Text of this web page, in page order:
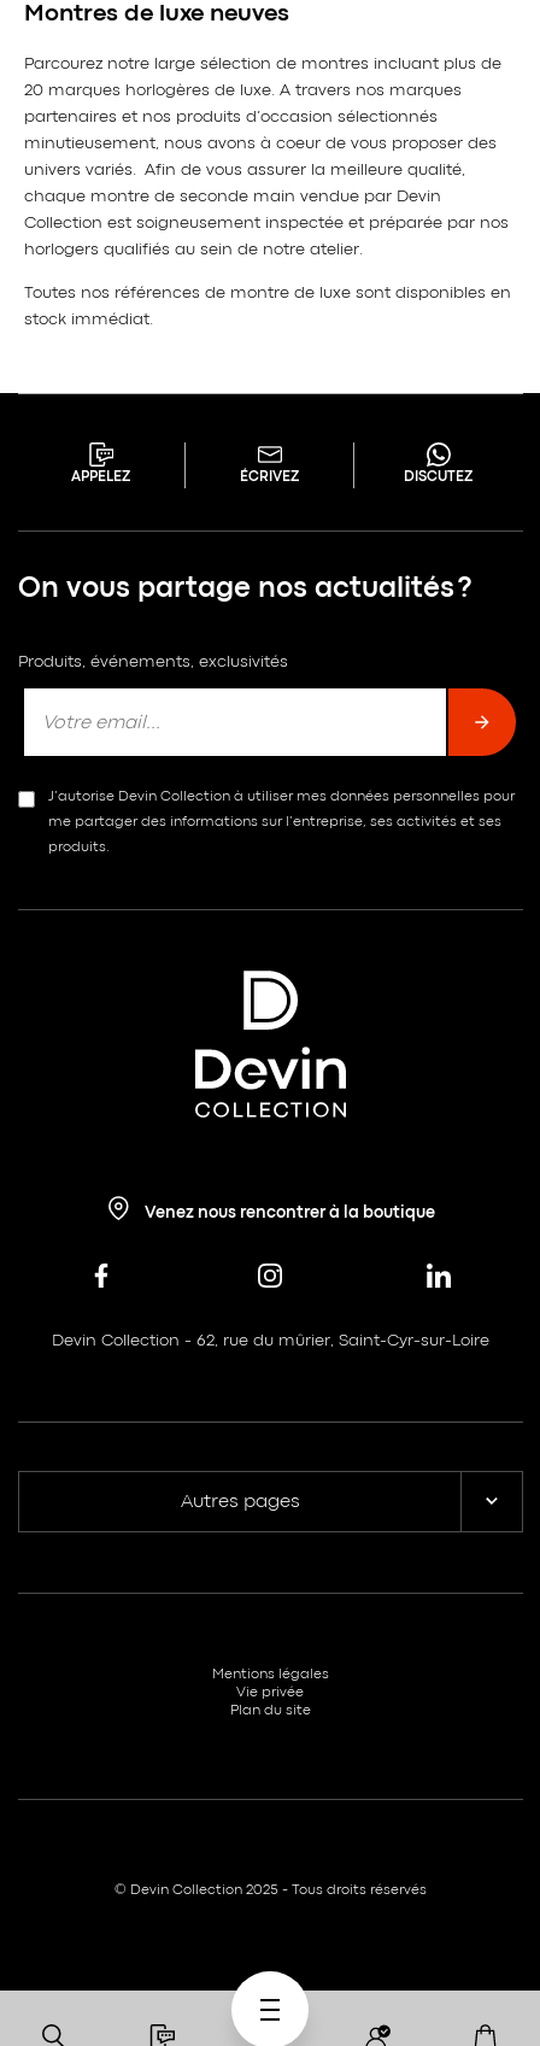
Montres de luxe neuves
Parcourez notre large sélection de montres incluant plus de
20 marques horlogères de luxe. A travers nos marques
partenaires et nos produits d’occasion sélectionnés
minutieusement, nous avons à coeur de vous proposer des
univers variés. Afin de vous assurer la meilleure qualité,
chaque montre de seconde main vendue par Devin
Collection est soigneusement inspectée et préparée par nos
horlogers qualifiés au sein de notre atelier.
Toutes nos références de montre de luxe sont disponibles en
stock immédiat.
APPELEZ ÉCRIVEZ DISCUTEZ
On vous partage nos actualités ?
Produits, événements, exclusivités
J’autorise Devin Collection à utiliser mes données personnelles pour
me partager des informations sur l’entreprise, ses activités et ses
produits.
Venez nous rencontrer à la boutique
Devin Collection - 62, rue du mûrier, Saint-Cyr-sur-Loire
Autres pages
© Devin Collection 2025 - Tous droits réservés
Mentions légales
Vie privée
Plan du site